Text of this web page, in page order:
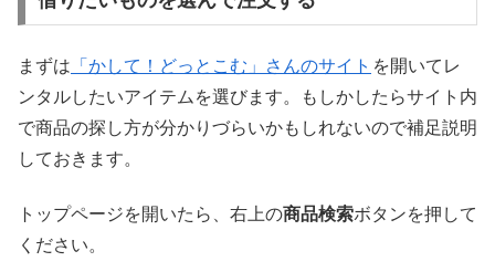
まずは 「かして！どっとこむ」さんのサイト を開いてレ
ンタルしたいアイテムを選びます。もしかしたらサイト内
で商品の探し方が分かりづらいかもしれないので補足説明
しておきます。
トップページを開いたら、右上の商品検索ボタンを押して
ください。